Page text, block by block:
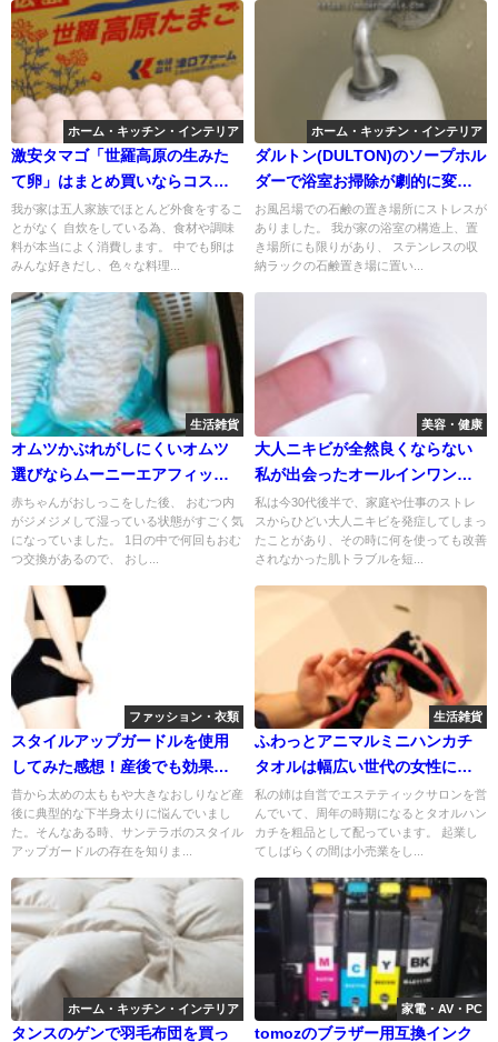
ホーム・キッチン・インテリア
激安タマゴ「世羅高原の生みた
て卵」はまとめ買いならコスパ
最強！
我が家は五人家族でほとんど外食をするこ
とがなく 自炊をしている為、食材や調味
料が本当によく消費します。 中でも卵は
みんな好きだし、色々な料理...
ホーム・キッチン・インテリア
ダルトン(DULTON)のソープホル
ダーで浴室お掃除が劇的に変わ
った！
お風呂場での石鹸の置き場所にストレスが
ありました。 我が家の浴室の構造上、置
き場所にも限りがあり、 ステンレスの収
納ラックの石鹸置き場に置い...
生活雑貨
オムツかぶれがしにくいオムツ
選びならムーニーエアフィット
がお勧め
赤ちゃんがおしっこをした後、 おむつ内
がジメジメして湿っている状態がすごく気
になっていました。 1日の中で何回もおむ
つ交換があるので、 おし...
美容・健康
大人ニキビが全然良くならない
私が出会ったオールインワンジ
ェルクリーム
私は今30代後半で、家庭や仕事のストレ
スからひどい大人ニキビを発症してしまっ
たことがあり、その時に何を使っても改善
されなかった肌トラブルを短...
ファッション・衣類
スタイルアップガードルを使用
してみた感想！産後でも効果は
あり？
昔から太めの太ももや大きなおしりなど産
後に典型的な下半身太りに悩んでいまし
た。そんなある時、サンテラボのスタイル
アップガードルの存在を知りま...
生活雑貨
ふわっとアニマルミニハンカチ
タオルは幅広い世代の女性に喜
ばれる！
私の姉は自営でエステティックサロンを営
んでいて、周年の時期になるとタオルハン
カチを粗品として配っています。 起業し
てしばらくの間は小売業をし...
ホーム・キッチン・インテリア
タンスのゲンで羽毛布団を買っ
家電・AV・PC
tomozのブラザー用互換インク